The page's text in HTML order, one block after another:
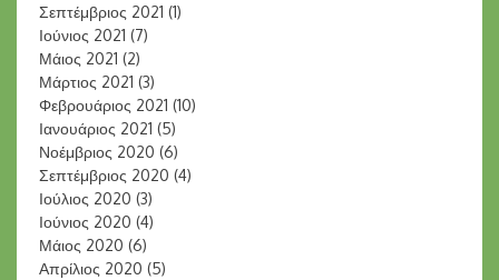
Σεπτέμβριος 2021 (1)
Ιούνιος 2021 (7)
Μάιος 2021 (2)
Μάρτιος 2021 (3)
Φεβρουάριος 2021 (10)
Ιανουάριος 2021 (5)
Νοέμβριος 2020 (6)
Σεπτέμβριος 2020 (4)
Ιούλιος 2020 (3)
Ιούνιος 2020 (4)
Μάιος 2020 (6)
Απρίλιος 2020 (5)